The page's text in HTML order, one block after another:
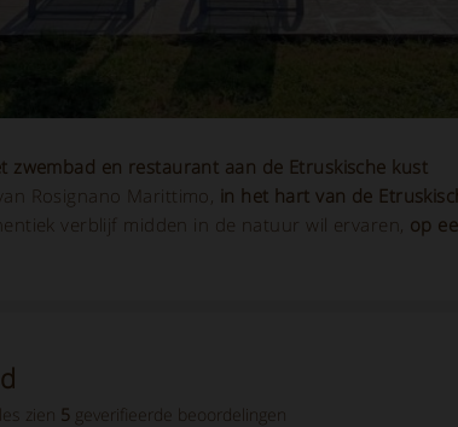
zwembad en restaurant aan de Etruskische kust
Rosignano Marittimo, in het hart van de
verblijf midden in de natuur wil ervaren, op
zien 5 geverifieerde beoordelingen